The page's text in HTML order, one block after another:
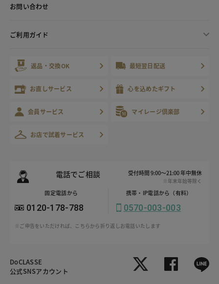
お問い合わせ
ご利用ガイド
返品・交換OK 最短翌日配送
お直しサービス 心を込めたギフト
会員サービス マイレージ倶楽部
お店で試着サービス
電話でご相談 受付時間 9:00～21:00 年中無休
※年末年始等除く
固定電話から
0120-178-788
携帯・IP電話から（有料）
0570-003-003
※ご申告をいただければ、こちらから折り返しお電話いたします
DoCLASSE
公式SNSアカウント